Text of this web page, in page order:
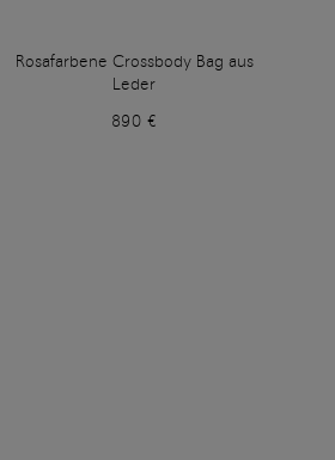
Rosafarbene Crossbody Bag aus
Leder
890 €